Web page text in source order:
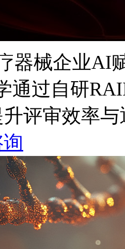
器械企业AI
通过自研
评审效率与